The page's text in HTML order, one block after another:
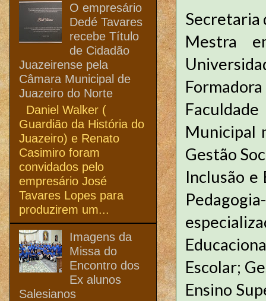
Secretaria
Mestra
Municipal
Gestão
Inclusão e
Escolar;
Ensino
O empresário
Dedé Tavares
recebe Título
de Cidadão
Juazeirense pela
Câmara Municipal de
Juazeiro do Norte
Daniel Walker (
Guardião da História do
Juazeiro) e Renato
Casimiro foram
convidados pelo
empresário José
Tavares Lopes para
produzirem um...
Imagens da
Missa do
Encontro dos
Ex alunos
Salesianos